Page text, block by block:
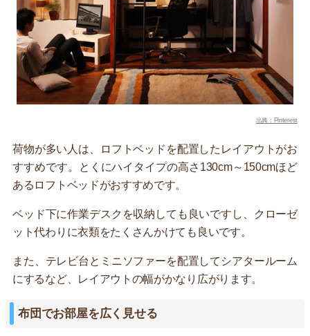
出典：Pinterest
荷物が多い人は、ロフトベッドを配置したレイアウトがお
すすめです。とくにハイタイプの高さ130cm～150cmほど
あるロフトベッドがおすすめです。
ベッド下に作業デスクを収納しても良いですし、クローゼ
ット代わりに衣類をたくさんかけても良いです。
また、テレビ台とミニソファーを配置してシアタールーム
にするなど、レイアウトの幅がかなり広がります。
布団でお部屋を広く見せる